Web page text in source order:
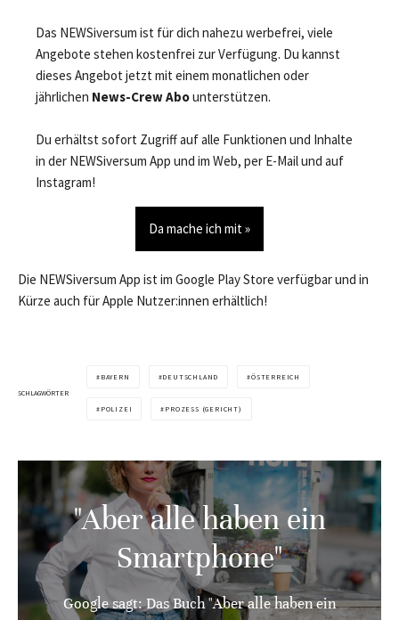
Das NEWSiversum ist für dich nahezu werbefrei, viele
Angebote stehen kostenfrei zur Verfügung. Du kannst
dieses Angebot jetzt mit einem monatlichen oder
jährlichen News-Crew Abounterstützen.
Du erhältst sofort Zugriff auf alle Funktionen und Inhalte
in der NEWSiversum App und im Web, per E-Mail und auf
Instagram!
Da mache ich mit »
Die NEWSiversum App ist im Google Play Store verfügbar und in
Kürze auch für Apple Nutzer:innen erhältlich!
SCHLAGWÖRTER
BAYERN DEUTSCHLAND ÖSTERREICH
POLIZEI PROZESS (GERICHT)
"Aber alle haben ein
Smartphone"
Google sagt: Das Buch "Aber alle haben ein